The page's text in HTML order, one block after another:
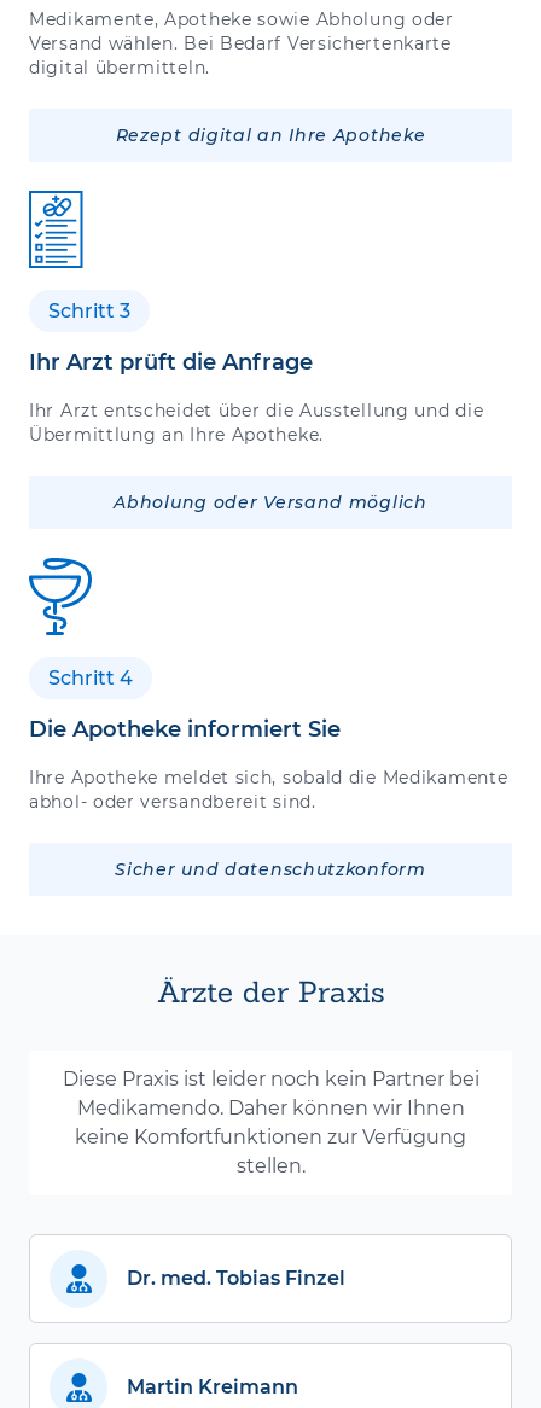
Medikamente, Apotheke sowie Abholung oder
Versand wählen. Bei Bedarf Versichertenkarte
digital übermitteln.
Rezept digital an Ihre Apotheke
Schritt 3
Ihr Arzt prüft die Anfrage
Ihr Arzt entscheidet über die Ausstellung und die
Übermittlung an Ihre Apotheke.
Abholung oder Versand möglich
Schritt 4
Die Apotheke informiert Sie
Ihre Apotheke meldet sich, sobald die Medikamente
abhol- oder versandbereit sind.
Sicher und datenschutzkonform
Ärzte der Praxis
Diese Praxis ist leider noch kein Partner bei
Medikamendo. Daher können wir Ihnen
keine Komfortfunktionen zur Verfügung
stellen.
Dr. med. Tobias Finzel
Martin Kreimann